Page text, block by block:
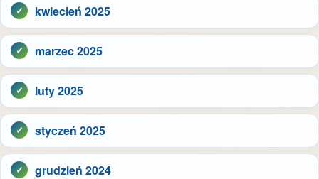
kwiecień 2025
marzec 2025
luty 2025
styczeń 2025
grudzień 2024